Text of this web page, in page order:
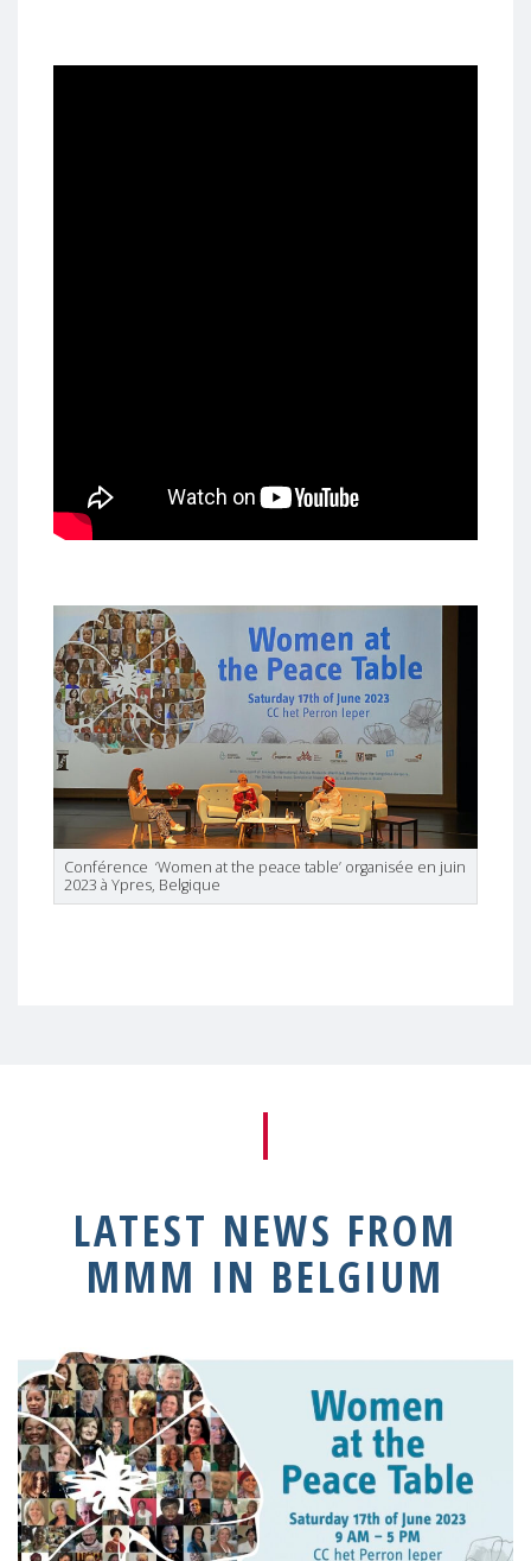
Conférence ‘Women at the peace table’ organisée en juin
2023 à Ypres, Belgique
LATEST NEWS FROM
MMM IN BELGIUM